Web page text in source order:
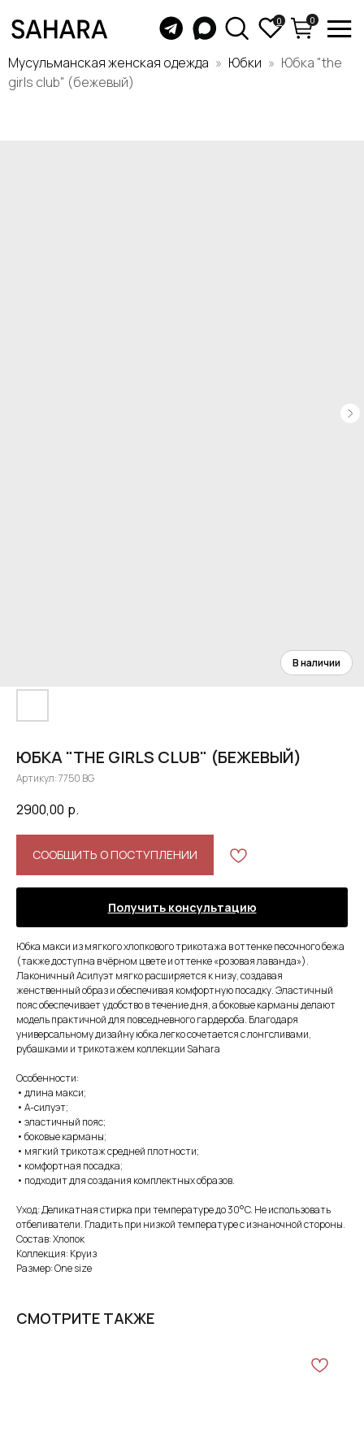
Мусульманская женская одежда Юбки
Юбка "the
girls club" (бежевый)
ЮБКА "THE GIRLS CLUB" (БЕЖЕВЫЙ)
Артикул:7750 BG
2900,00 р.
СООБЩИТЬ О ПОСТУПЛЕНИИ
Получить консультацию
Юбка макси из мягкого хлопкового трикотажа в оттенке песочного бежа
(также доступна в чёрном цвете и оттенке «розовая лаванда»).
Лаконичный Асилуэт мягко расширяется к низу, создавая
женственный образ и обеспечивая комфортную посадку. Эластичный
пояс обеспечивает удобство в течение дня, а боковые карманы делают
модель практичной для повседневного гардероба. Благодаря
универсальному дизайну юбка легко сочетается с лонгсливами,
рубашками и трикотажем коллекции Sahara
Особенности:
• длина макси;
• А-силуэт;
• эластичный пояс;
• боковые карманы;
• мягкий трикотаж средней плотности;
• комфортная посадка;
• подходит для создания комплектных образов.
Уход: Деликатная стирка при температуре до 30°C. Не использовать
отбеливатели. Гладить при низкой температуре с изнаночной стороны.
Состав: Хлопок
Коллекция: Круиз
Размер: One size
СМОТРИТЕ ТАКЖЕ